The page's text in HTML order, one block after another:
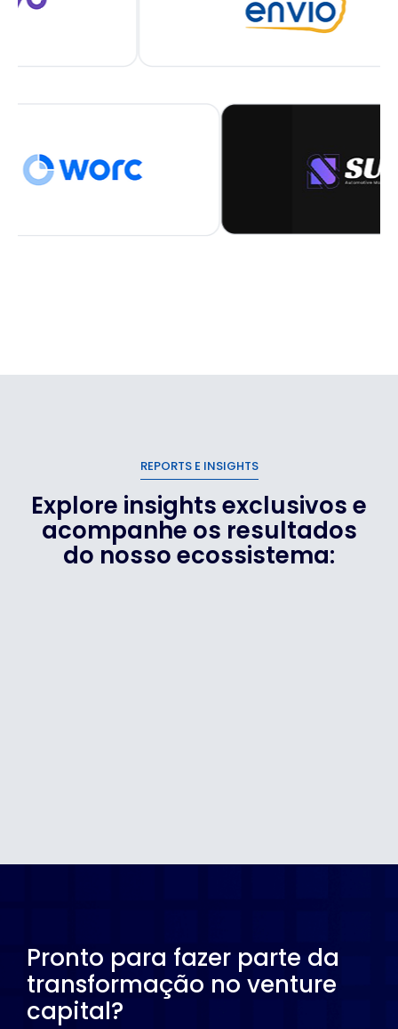
REPORTS E INSIGHTS
Explore insights exclusivos e
acompanhe os resultados
do nosso ecossistema:
Pronto para fazer parte da
transformação no venture
capital?